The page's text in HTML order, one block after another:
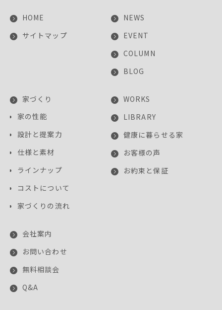
HOME
サイトマップ
NEWS
EVENT
COLUMN
BLOG
家づくり
家の性能
設計と提案力
仕様と素材
ラインナップ
コストについて
家づくりの流れ
WORKS
LIBRARY
健康に暮らせる家
お客様の声
お約束と保証
会社案内
お問い合わせ
無料相談会
Q&A